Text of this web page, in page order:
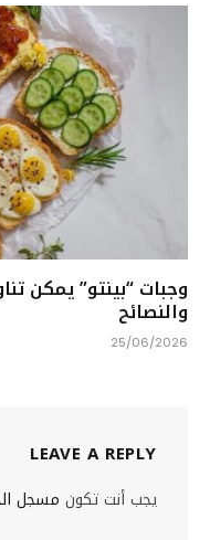
وجبات “بينتو” يمكن
والنصائح
25/06/2026
LEAVE A REPLY
يجب أنت تكون مسجل